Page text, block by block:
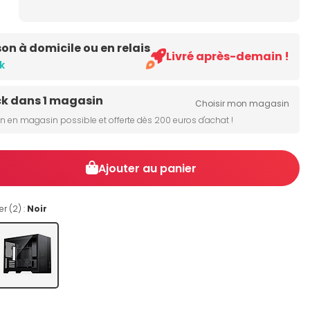
à domicile ou en relais
Livré après-demain !
dans 1 magasin
Choisir mon magasin
en magasin possible et offerte dès 200 euros d'achat !
Ajouter au panier
(2) : Noir